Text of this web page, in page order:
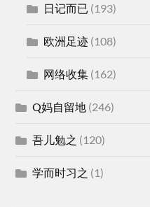
日记而已 (193)
欧洲足迹 (108)
网络收集 (162)
Q妈自留地 (246)
吾儿勉之 (120)
学而时习之 (1)